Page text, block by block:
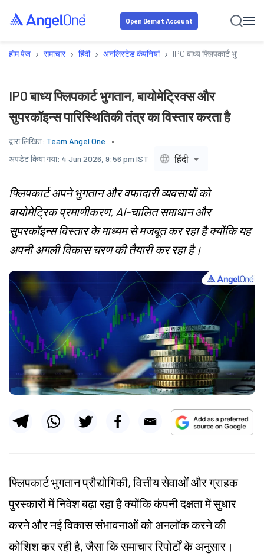
Open Demat Account
होम पेज › समाचार › हिंदी › अनलिस्टेड कंपनियां › IPO बाध्य फ्लिपकार्ट भुगतान,
IPO बाध्य फ्लिपकार्ट भुगतान, बायोमेट्रिक्स और
सुपरकॉइन्स पारिस्थितिकी तंत्र का विस्तार करता है
द्वारा लिखित: Team Angel One
अपडेट किया गया: 4 Jun 2026, 9:56 pm IST हिंदी
फ्लिपकार्ट अपने भुगतान और वफादारी व्यवसायों को
बायोमेट्रिक प्रमाणीकरण, AI-चालित समाधान और
सुपरकॉइन्स विस्तार के माध्यम से मजबूत कर रहा है क्योंकि यह
अपनी अगली विकास चरण की तैयारी कर रहा है।
फ्लिपकार्ट भुगतान प्रौद्योगिकी, वित्तीय सेवाओं और ग्राहक
पुरस्कारों में निवेश बढ़ा रहा है क्योंकि कंपनी दक्षता में सुधार
करने और नई विकास संभावनाओं को अनलॉक करने की
कोशिश कर रही है, जैसा कि समाचार रिपोर्टों के अनुसार।